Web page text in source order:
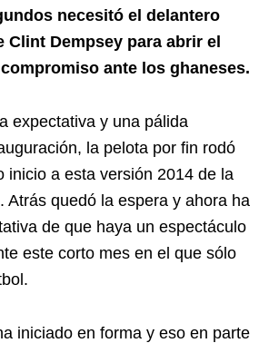
necesitó el delantero
Clint Dempsey para abrir el
ante los ghaneses.
expectativa y una pálida
la pelota por fin rodó
inicio a esta versión 2014 de la
Atrás quedó la espera y ahora ha
de que haya un espectáculo
este corto mes en el que sólo
iniciado en forma y eso en parte